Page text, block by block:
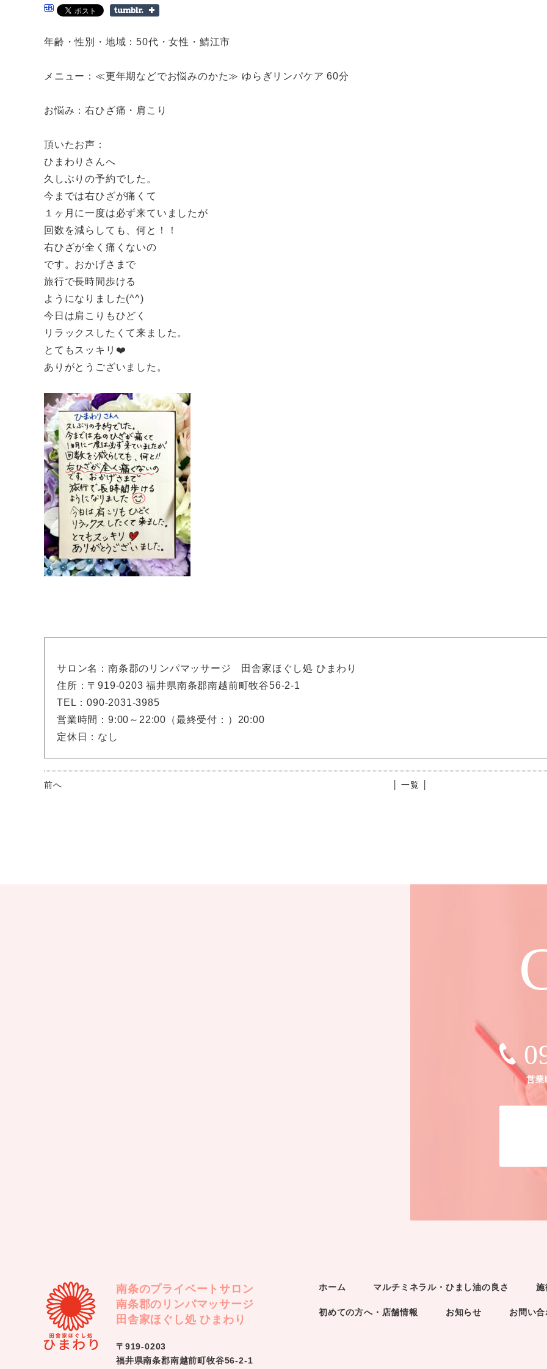
年齢・性別・地域：50代・女性・鯖江市
メニュー：≪更年期などでお悩みのかた≫ ゆらぎリンパケア 60分
お悩み：右ひざ痛・肩こり
頂いたお声：
ひまわりさんへ
久しぶりの予約でした。
今までは右ひざが痛くて
１ヶ月に一度は必ず来ていましたが
回数を減らしても、何と！！
右ひざが全く痛くないの
です。おかげさまで
旅行で長時間歩ける
ようになりました(^^)
今日は肩こりもひどく
リラックスしたくて来ました。
とてもスッキリ❤️
ありがとうございました。
サロン名：南条郡のリンパマッサージ 田舎家ほぐし処 ひまわり
住所：〒919-0203 福井県南条郡南越前町牧谷56-2-1
TEL：090-2031-3985
営業時間：9:00～22:00（最終受付：）20:00
定休日：なし
前へ │ 一覧 │
営
南条のプライベートサロン
南条郡のリンパマッサージ
田舎家ほぐし処 ひまわり
〒919-0203
福井県南条郡南越前町牧谷56-2-1
ホーム マルチミネラル・ひまし油の良さ 施
初めての方へ・店舗情報 お知らせ お問い